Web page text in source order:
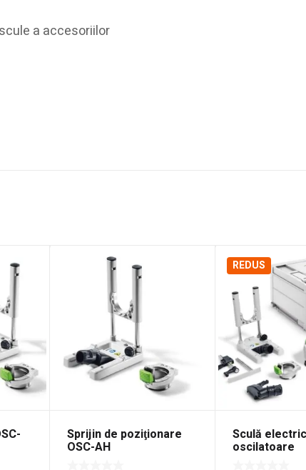
a accesoriilor
Sprijin de poziţionare
OSC-AH
REDUS
Sculă
oscilatoare